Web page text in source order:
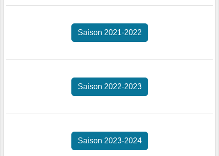
Saison 2021-2022
Saison 2022-2023
Saison 2023-2024